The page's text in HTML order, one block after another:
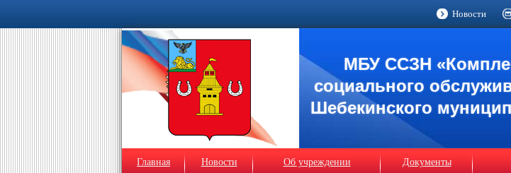
Новости
МБУ ССЗН
социального
Шебекинского
Главная Новости Об учреждении Документы